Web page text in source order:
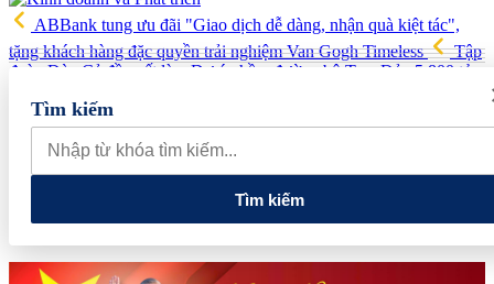
ABBank tung ưu đãi "Giao dịch dễ dàng, nhận quà kiệt tác",
tặng khách hàng đặc quyền trải nghiệm Van Gogh Timeless
Tập
đoàn Đèo Cả đề xuất làm Dự án hầm đường bộ Tam Đảo 5.800 tỷ
Hải quan Lào Cai phát hiện 5 vụ vi phạm, tạm giữ gần 700 kg
thực phẩm và nhiều điện thoại nhập lậu
Lan tỏa văn hóa kinh
doanh, tìm kiếm doanh nghiệp tiêu biểu trên toàn quốc
các cửa hàng rau củ quả sạch tại Hà Nội
Tìm kiếm
Tìm kiếm